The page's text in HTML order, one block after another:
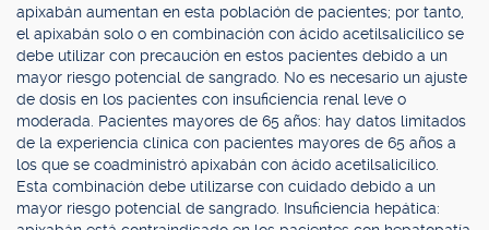
apixabán aumentan en esta población de pacientes; por tanto,
el apixabán solo o en combinación con ácido acetilsalicílico se
debe utilizar con precaución en estos pacientes debido a un
mayor riesgo potencial de sangrado. No es necesario un ajuste
de dosis en los pacientes con insuficiencia renal leve o
moderada. Pacientes mayores de 65 años: hay datos limitados
de la experiencia clínica con pacientes mayores de 65 años a
los que se coadministró apixabán con ácido acetilsalicílico.
Esta combinación debe utilizarse con cuidado debido a un
mayor riesgo potencial de sangrado. Insuficiencia hepática: